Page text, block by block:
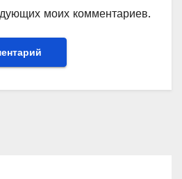
моих комментариев.